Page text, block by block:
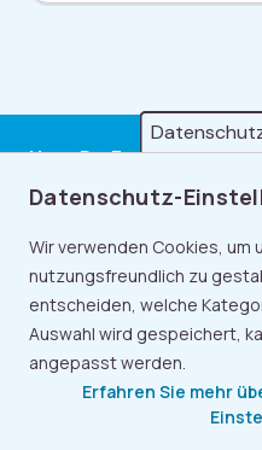
Hast Du Fragen oder
Toolbox für
gerne oder besuche
Datenschutz-
Wir verwenden Cookies, um
nutzungsfreundlich zu
entscheiden, welche
Auswahl wird gespeichert,
angepasst werden.
Erfahren Sie mehr